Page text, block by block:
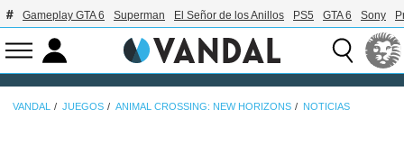
Gameplay GTA 6 Superman El Señor de los Anillos PS5 GTA 6 Sony
VANDAL JUEGOS ANIMAL CROSSING: NEW HORIZONS NOTICIAS